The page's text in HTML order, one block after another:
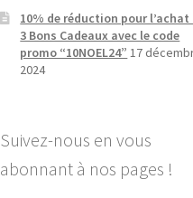
10% de réduction pour l’achat
3 Bons Cadeaux avec le code
promo “10NOEL24” 17
2024
Suivez-nous en vous
abonnant à nos pages !